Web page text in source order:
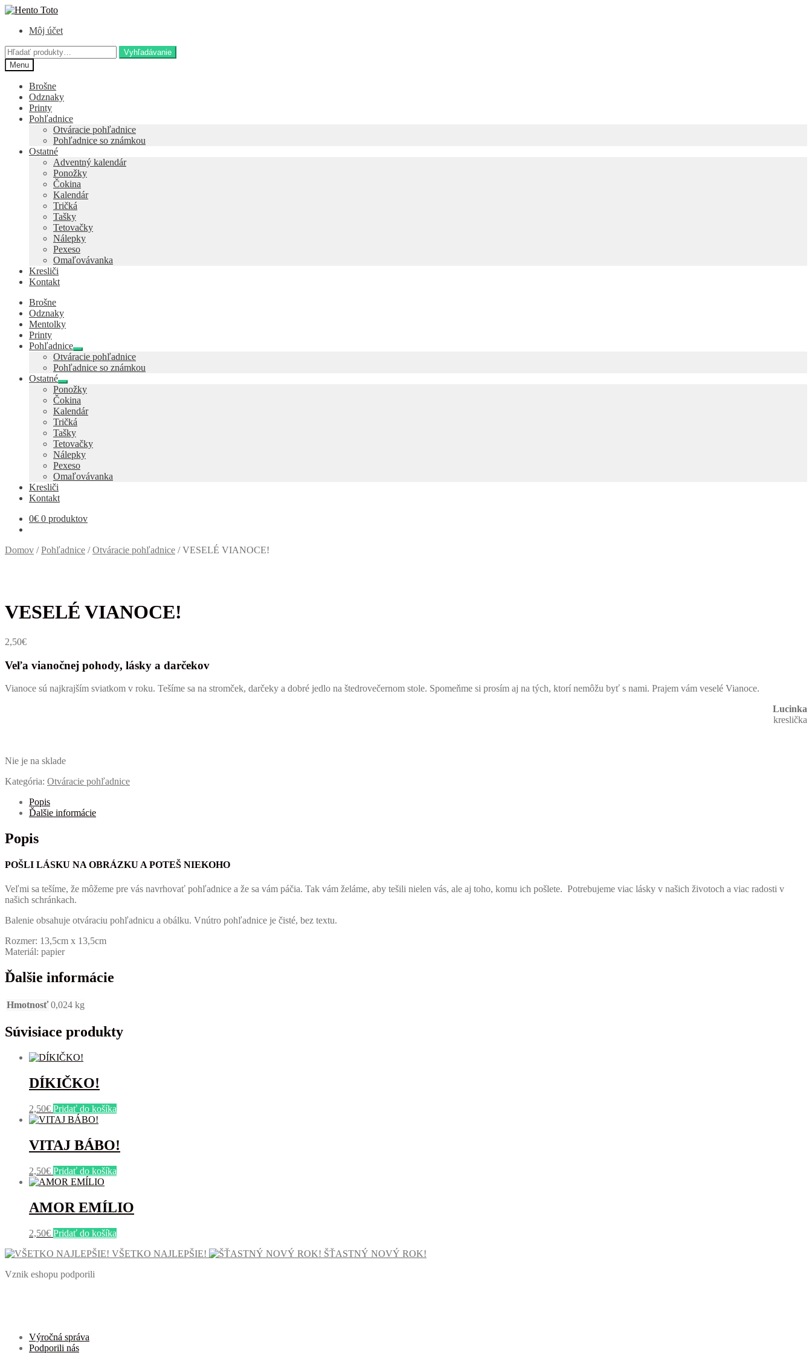
Preskočiť
navigáciu
Preskočiť
obsah
Môj účet
Hľadať:
Vyhľadávanie
Menu
Brošne
Odznaky
Printy
Pohľadnice
Otváracie pohľadnice
Pohľadnice so známkou
Ostatné
Adventný kalendár
Ponožky
Čokina
Kalendár
Tričká
Tašky
Tetovačky
Nálepky
Pexeso
Omaľovávanka
Kresliči
Kontakt
Brošne
Odznaky
Mentolky
Printy
Pohľadnice
Expand
child
menu
Otváracie pohľadnice
Pohľadnice so známkou
Ostatné
Expand
child
menu
Ponožky
Čokina
Kalendár
Tričká
Tašky
Tetovačky
Nálepky
Pexeso
Omaľovávanka
Kresliči
Kontakt
0€ 0 produktov
Domov /Pohľadnice /Otváracie pohľadnice /VESELÉ VIANOCE!
VESELÉ VIANOCE!
2,50€
Veľa vianočnej pohody, lásky a darčekov
Vianoce sú najkrajším sviatkom v roku. Tešíme sa na stromček, darčeky a dobré jedlo na štedrovečernom stole. Spomeňme si prosím aj na tých, ktorí nemôžu byť s nami. Prajem vám veselé Vianoce.
Lucinka
kreslička
Nie je na sklade
Kategória: Otváracie pohľadnice
Popis
Ďalšie informácie
Popis
POŠLI LÁSKU NA OBRÁZKU A POTEŠ NIEKOHO
Veľmi sa tešíme, že môžeme pre vás navrhovať pohľadnice a že sa vám páčia. Tak vám želáme, aby tešili nielen vás, ale aj toho, komu ich pošlete. Potrebujeme viac lásky v našich životoch a viac radosti v
našich schránkach.
Balenie obsahuje otváraciu pohľadnicu a obálku. Vnútro pohľadnice je čisté, bez textu.
Rozmer: 13,5cm x 13,5cm
Materiál: papier
Ďalšie informácie
Hmotnosť 0,024 kg
Súvisiace produkty
DÍKIČKO!
2,50€ Pridať do košíka
VITAJ BÁBO!
2,50€ Pridať do košíka
AMOR EMÍLIO
2,50€ Pridať do košíka
VŠETKO NAJLEPŠIE!
ŠŤASTNÝ NOVÝ ROK!
Vznik eshopu podporili
Výročná správa
Podporili nás